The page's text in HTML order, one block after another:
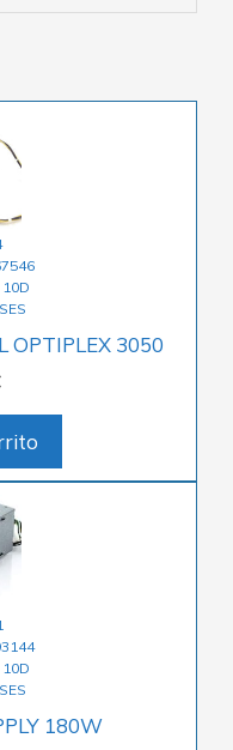
OPTIPLEX 3050
180W